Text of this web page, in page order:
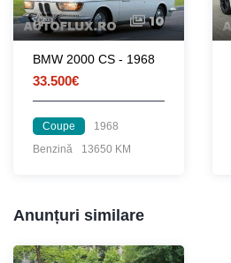
10
BMW 2000 CS - 1968
33.500€
Coupe
1968
Benzină
13650 KM
Anunțuri similare